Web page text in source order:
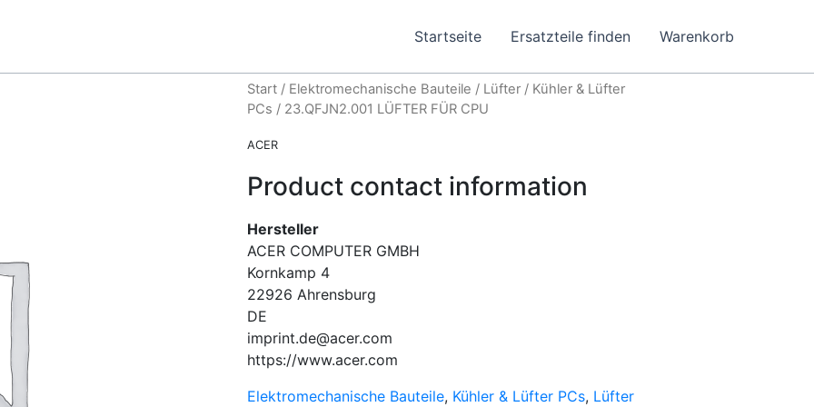
Startseite Ersatzteile finden Warenkorb
Start / Elektromechanische Bauteile / Lüfter / Kühler & Lüfter
PCs / 23.QFJN2.001 LÜFTER FÜR CPU
ACER
Product contact information
Hersteller
ACER COMPUTER GMBH
Kornkamp 4
22926 Ahrensburg
DE
imprint.de@acer.com
https://www.acer.com
Elektromechanische Bauteile, Kühler & Lüfter PCs, Lüfter